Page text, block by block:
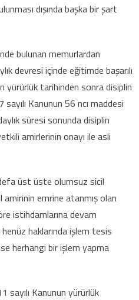
dışında başka bir şart
bulunan memurlardan
devresi içinde eğitimde başarılı
yürürlük tarihinden sonra disiplin
sayılı Kanunun 56 ncı maddesi
süresi sonunda disiplin
amirlerinin onayı ile asli
üst üste olumsuz sicil
amirinin emrine atanmış olan
istihdamlarına devam
haklarında işlem tesis
herhangi bir işlem yapma
sayılı Kanunun yürürlük